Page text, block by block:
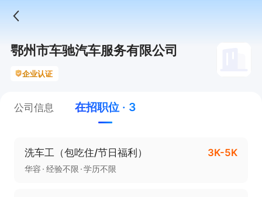
鄂州市车驰汽车服务有限公司
企业认证
公司信息 在招职位 · 3
洗车工（包吃住/节日福利） 3K-5K
华容 经验不限 学历不限